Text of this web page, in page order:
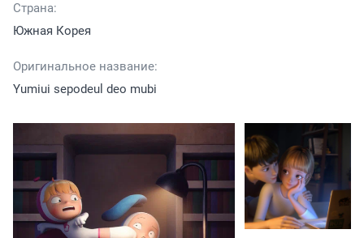
Страна:
Южная Корея
Оригинальное название:
Yumiui sepodeul deo mubi